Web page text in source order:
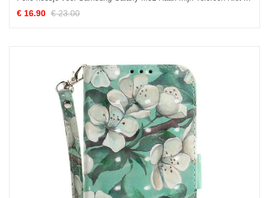
€ 16.90 € 23.00